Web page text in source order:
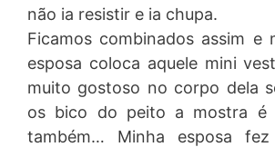
não ia resistir e ia chupa.
Ficamos combinados assim e
esposa coloca aquele mini
muito gostoso no corpo dela
os bico do peito a mostra é
também… Minha esposa